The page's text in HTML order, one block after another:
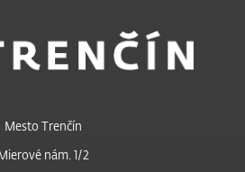
Mesto Trenčín
nám. 1/2